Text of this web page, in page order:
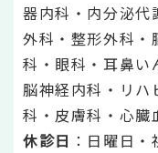
器内科・内分泌代
外科・整形外科・
科・眼科・耳鼻い
脳神経内科・リハ
科・皮膚科・心臓
休診日 ：日曜日